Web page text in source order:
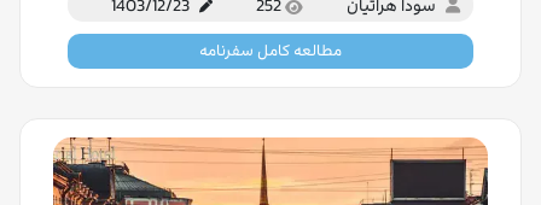
مطالعه کامل سفرنامه